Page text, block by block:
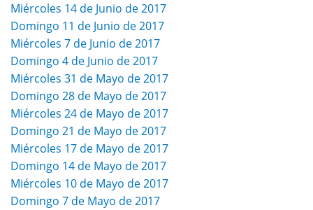
Miércoles 14 de Junio de 2017
Domingo 11 de Junio de 2017
Miércoles 7 de Junio de 2017
Domingo 4 de Junio de 2017
Miércoles 31 de Mayo de 2017
Domingo 28 de Mayo de 2017
Miércoles 24 de Mayo de 2017
Domingo 21 de Mayo de 2017
Miércoles 17 de Mayo de 2017
Domingo 14 de Mayo de 2017
Miércoles 10 de Mayo de 2017
Domingo 7 de Mayo de 2017